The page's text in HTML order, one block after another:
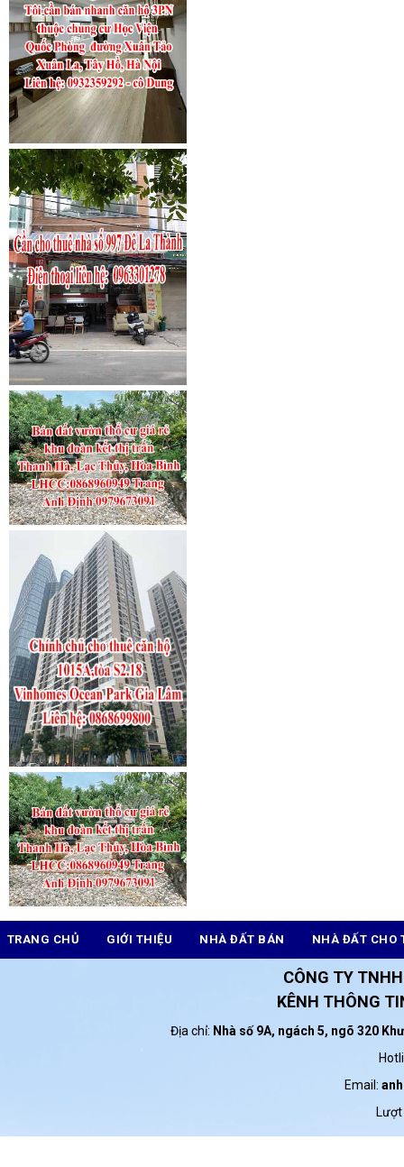
TRANG CHỦ GIỚI THIỆU NHÀ ĐẤT BÁN NHÀ ĐẤT CHO
CÔNG TY
KÊNH THÔNG
Địa chỉ: Nhà số 9A, ngách 5, ngõ 320
Email: